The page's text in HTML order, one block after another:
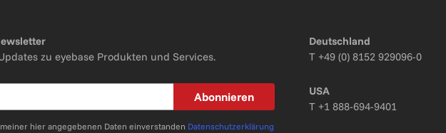
zu eyebase Produkten und Services.
Abonnieren
hier angegebenen Daten einverstanden Datenschutzerklärung
Deutschland
T +49 (0) 8152 929096-0
USA
T +1 888-694-9401